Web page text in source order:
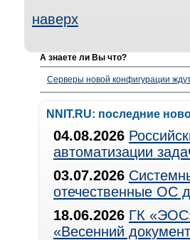
наверх
А знаете ли Вы что?
Серверы новой конфигурации
NNIT.RU: последние
04.08.2026
автоматизации
03.07.2026
отечественные ОС
18.06.2026 ГК
«Весенний